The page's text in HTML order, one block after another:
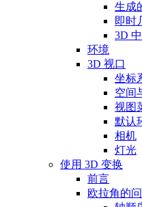
生成
即时
3D
环境
3D 视口
坐标
空间
视图
默认
相机
灯光
使用 3D 变换
前言
欧拉角的